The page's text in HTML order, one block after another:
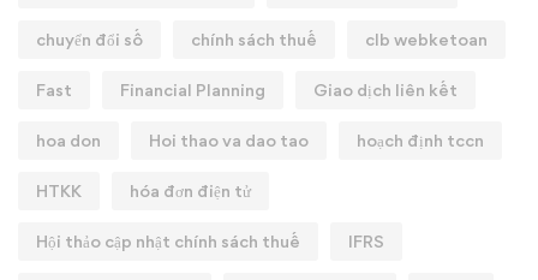
chuyển đổi số chính sách thuế clb webketoan
Fast Financial Planning Giao dịch liên kết
hoa don Hoi thao va dao tao hoạch định tccn
HTKK hóa đơn điện tử
Hội thảo cập nhật chính sách thuế IFRS